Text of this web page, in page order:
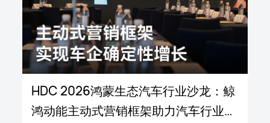
HDC 2026鸿蒙生态汽车行业沙龙：鲸
鸿动能主动式营销框架助力汽车行业营